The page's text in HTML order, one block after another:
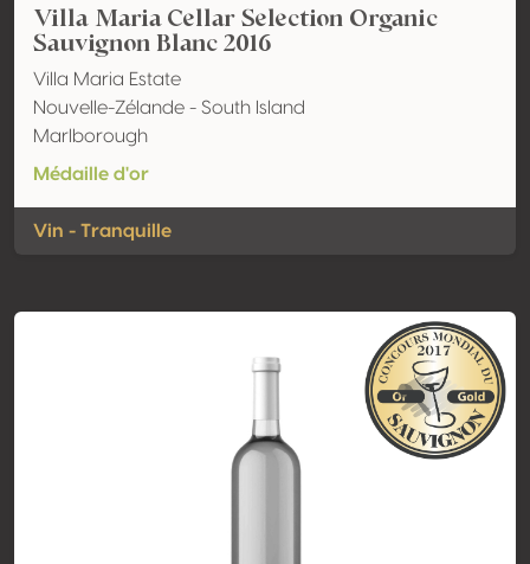
Villa Maria Cellar Selection Organic
Sauvignon Blanc 2016
Villa Maria Estate
Nouvelle-Zélande - South Island
Marlborough
Médaille d'or
Vin - Tranquille